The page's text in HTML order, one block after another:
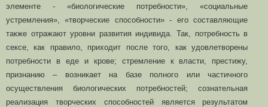
элементе - «биологические потребности», «социальные
устремления», «творческие способности» - его составляющие
также отражают уровни развития индивида. Так, потребность в
сексе, как правило, приходит после того, как удовлетворены
потребности в еде и крове; стремление к власти, престижу,
признанию – возникает на базе полного или частичного
осуществления биологических потребностей; сознательная
реализация творческих способностей является результатом